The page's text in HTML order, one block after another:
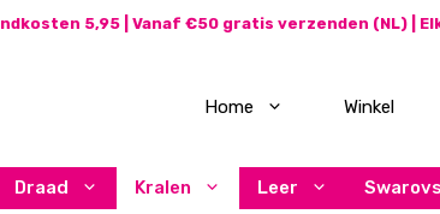
5,95 | Vanaf €50 gratis verzenden (NL) |
Home Winkel
Draad Kralen Leer